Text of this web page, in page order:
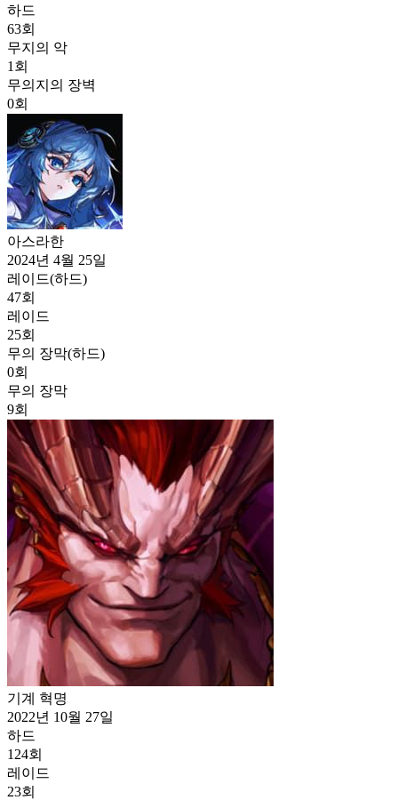
하드
63회
무지의 악
1 회
무의지의 장벽
0회
아스라한
2024년 4월 25일
레이드(하드)
47회
레이드
25회
무의 장막(하드)
0회
무의 장막
9회
기계 혁명
2022년 10월 27일
하드
124회
레이드
23회